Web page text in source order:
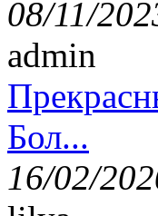
08/11/
admin
Бол...
16/02/